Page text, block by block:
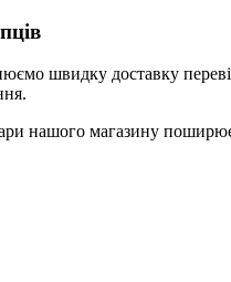
швидку доставку
нашого магазину